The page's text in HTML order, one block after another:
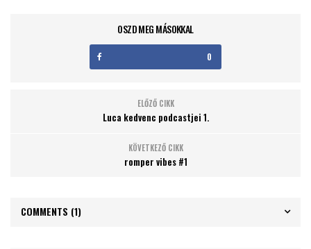
OSZD MEG MÁSOKKAL
0
ELŐZŐ CIKK
Luca kedvenc podcastjei 1.
KÖVETKEZŐ CIKK
romper vibes #1
COMMENTS (1)